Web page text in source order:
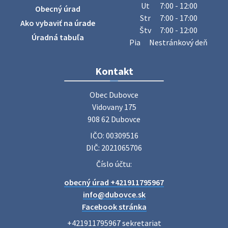
úradu budú od 8.00 hod. prechádzať obcou a zbierať
železný odpad …
27. júla 2026 06:31
Zájazd do Veľkého Medera
Základná organizácia Únie žien Slovenska Dubovce
srdečne pozýva svoje členky, ich rodinných príslušníkov aj
priateľov na jednodňový zájazd na termálne kúpalisko
Poradne komplexnej pomoci
diskrétne komplexné odborné poradenstvo. Tím
odborníkov Vám pomôžte nájsť riešenie v piatich kľúčových
oblastiach: právo rodina a v…
Obecný úrad
Ako vybaviť na úrade
Úradná tabuľa
Ut
7:00 - 12:00
Str
7:00 - 17:00
Štv
7:00 - 12:00
Pia
Nestránkový deň
Kontakt
Obec Dubovce
Vidovany 175
908 62 Dubovce
IČO: 00309516
DIČ: 2021065706
Číslo účtu:
obecný úrad +421911795967
info@dubovce.sk
Facebook stránka
+421911795967 sekretariat